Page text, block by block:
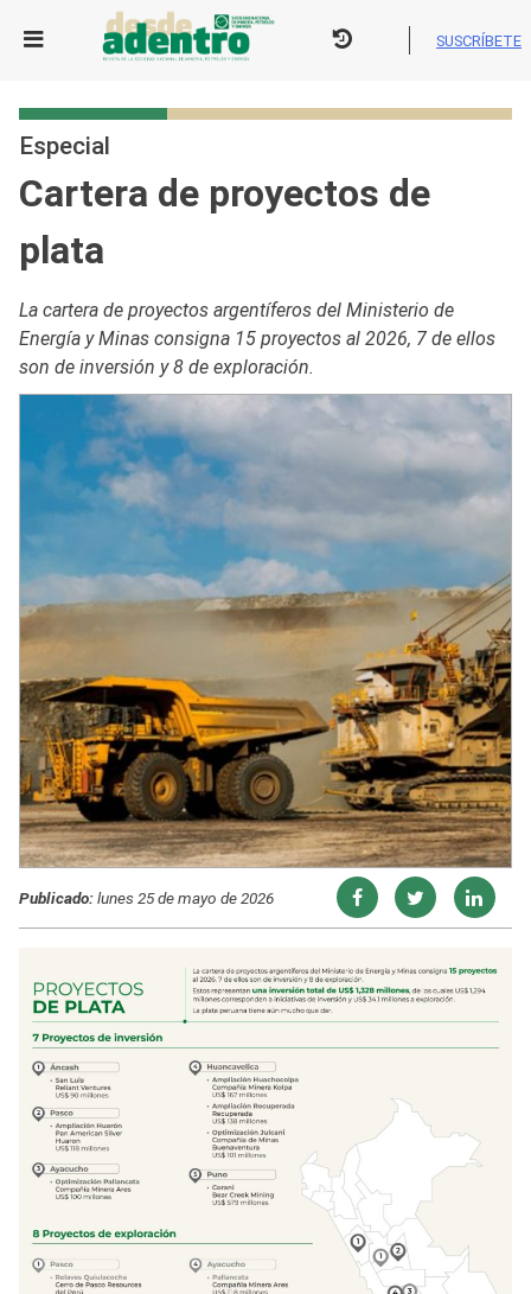
SUSCRÍBETE
Especial
Cartera de proyectos de
plata
La cartera de proyectos argentíferos del Ministerio de
Energía y Minas consigna 15 proyectos al 2026, 7 de ellos
son de inversión y 8 de exploración.
Publicado:lunes 25 de mayo de 2026